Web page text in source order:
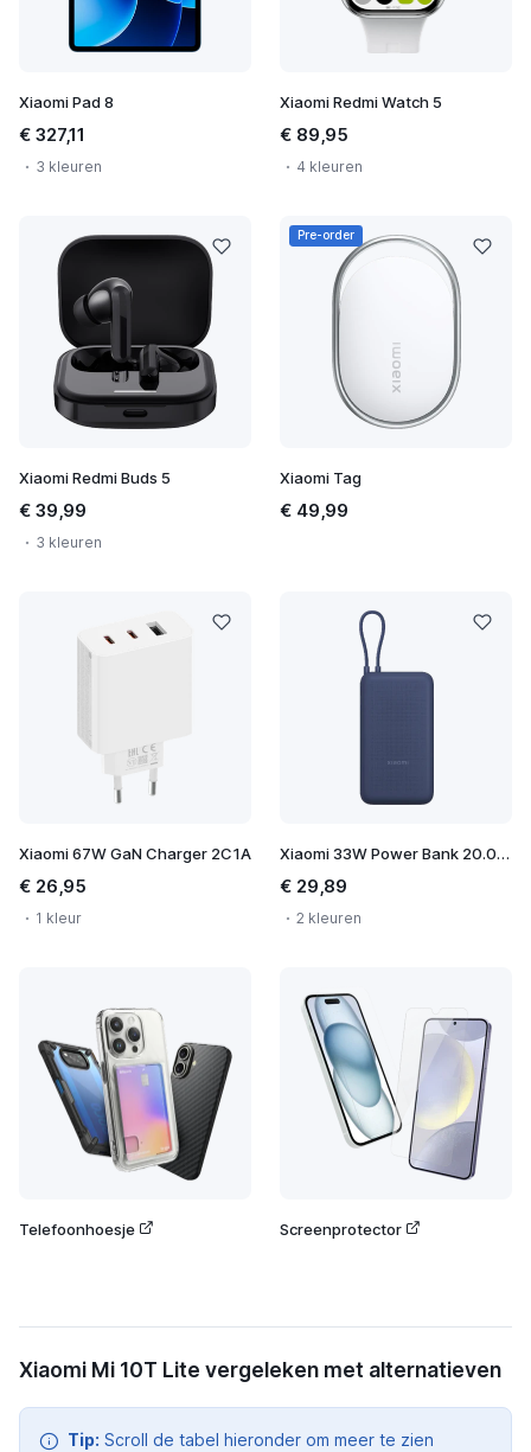
Xiaomi Pad 8
€ 327,11
3 kleuren
Xiaomi Redmi Watch 5
€ 89,95
4 kleuren
Xiaomi Redmi Buds 5
€ 39,99
3 kleuren
Pre-order
Xiaomi Tag
€ 49,99
Xiaomi 67W GaN Charger 2C1A
€ 26,95
1 kleur
Xiaomi 33W Power Bank 20.000 mAh
€ 29,89
2 kleuren
Telefoonhoesje Screenprotector
Xiaomi Mi 10T Lite vergeleken met alternatieven
Tip: Scroll de tabel hieronder om meer te zien